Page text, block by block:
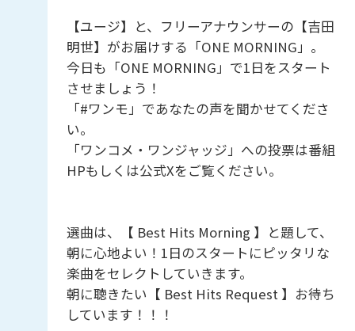
【ユージ】と、フリーアナウンサーの【吉田
明世】がお届けする「ONE MORNING」。
今日も「ONE MORNING」で1日をスタート
させましょう！
「#ワンモ」であなたの声を聞かせてくださ
い。
「ワンコメ・ワンジャッジ」への投票は番組
HPもしくは公式Xをご覧ください。
選曲は、【 Best Hits Morning 】と題して、
朝に心地よい！1日のスタートにピッタリな
楽曲をセレクトしていきます。
朝に聴きたい【 Best Hits Request 】お待ち
しています！！！